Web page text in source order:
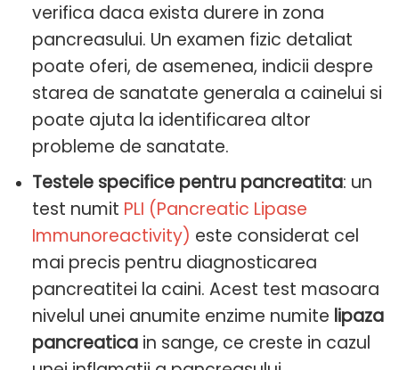
verifica daca exista durere in zona
pancreasului. Un examen fizic detaliat
poate oferi, de asemenea, indicii despre
starea de sanatate generala a cainelui si
poate ajuta la identificarea altor
probleme de sanatate.
Testele specifice pentru pancreatita: un
test numit PLI (Pancreatic Lipase
Immunoreactivity) este considerat cel
mai precis pentru diagnosticarea
pancreatitei la caini. Acest test masoara
nivelul unei anumite enzime numite lipaza
pancreaticain sange, ce creste in cazul